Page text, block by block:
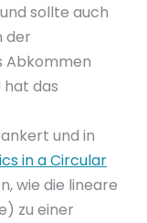
sollte auch
der
Abkommen
hat das
und in
in a Circular
wie die lineare
zu einer